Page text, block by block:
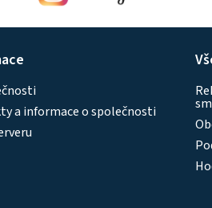
a informace o společnosti